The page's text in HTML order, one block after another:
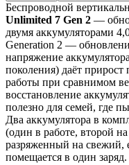
Беспроводной
Unlimited 7 Gen 2 —
двумя аккумуляторами
Generation 2 —
напряжение
поколения) даёт
работы при сравнимом
восстановление
полезно для семей, где
Два аккумулятора в
(один в работе, второй
разряженный на свежий,
помещается в один